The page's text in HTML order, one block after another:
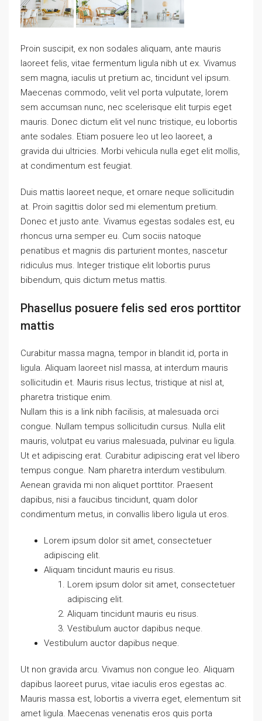
Proin suscipit, ex non sodales aliquam, ante mauris
laoreet felis, vitae fermentum ligula nibh ut ex. Vivamus
sem magna, iaculis ut pretium ac, tincidunt vel ipsum.
Maecenas commodo, velit vel porta vulputate, lorem
sem accumsan nunc, nec scelerisque elit turpis eget
mauris. Donec dictum elit vel nunc tristique, eu lobortis
ante sodales. Etiam posuere leo ut leo laoreet, a
gravida dui ultricies. Morbi vehicula nulla eget elit mollis,
at condimentum est feugiat.
Duis mattis laoreet neque, et ornare neque sollicitudin
at. Proin sagittis dolor sed mi elementum pretium.
Donec et justo ante. Vivamus egestas sodales est, eu
rhoncus urna semper eu. Cum sociis natoque
penatibus et magnis dis parturient montes, nascetur
ridiculus mus. Integer tristique elit lobortis purus
bibendum, quis dictum metus mattis.
Phasellus posuere felis sed eros porttitor
mattis
Curabitur massa magna, tempor in blandit id, porta in
ligula. Aliquam laoreet nisl massa, at interdum mauris
sollicitudin et. Mauris risus lectus, tristique at nisl at,
pharetra tristique enim.
Nullam this is a link nibh facilisis, at malesuada orci
congue. Nullam tempus sollicitudin cursus. Nulla elit
mauris, volutpat eu varius malesuada, pulvinar eu ligula.
Ut et adipiscing erat. Curabitur adipiscing erat vel libero
tempus congue. Nam pharetra interdum vestibulum.
Aenean gravida mi non aliquet porttitor. Praesent
dapibus, nisi a faucibus tincidunt, quam dolor
condimentum metus, in convallis libero ligula ut eros.
Lorem ipsum dolor sit amet, consectetuer
adipiscing elit.
Aliquam tincidunt mauris eu risus.
Lorem ipsum dolor sit amet, consectetuer
adipiscing elit.
Aliquam tincidunt mauris eu risus.
Vestibulum auctor dapibus neque.
Vestibulum auctor dapibus neque.
Ut non gravida arcu. Vivamus non congue leo. Aliquam
dapibus laoreet purus, vitae iaculis eros egestas ac.
Mauris massa est, lobortis a viverra eget, elementum sit
amet ligula. Maecenas venenatis eros quis porta